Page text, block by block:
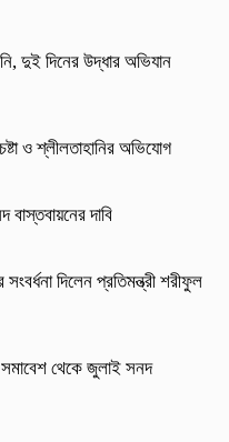
দুই দিনের উদ্ধার অভিযান
ও শ্লীলতাহানির অভিযোগ
দাবি
দিলেন প্রতিমন্ত্রী শরীফুল
সমাবেশ থেকে জুলাই সনদ